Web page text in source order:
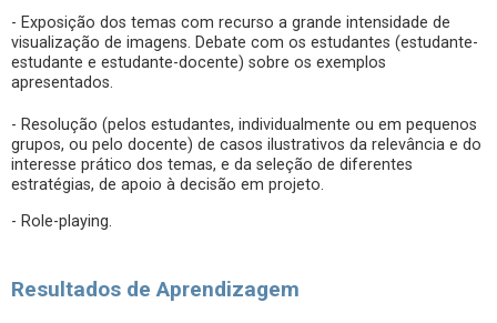
- Exposição dos temas com recurso a grande intensidade de
visualização de imagens. Debate com os estudantes (estudante-
estudante e estudante-docente) sobre os exemplos
apresentados.
- Resolução (pelos estudantes, individualmente ou em pequenos
grupos, ou pelo docente) de casos ilustrativos da relevância e do
interesse prático dos temas, e da seleção de diferentes
estratégias, de apoio à decisão em projeto.
- Role-playing.
Resultados de Aprendizagem